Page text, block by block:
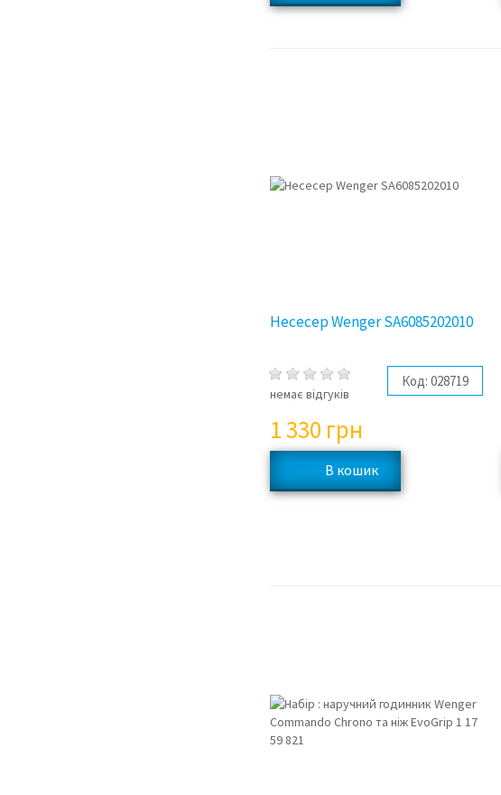
Несесер Wenger SA6085202010
немає відгуків
Код: 028719
1 330 грн